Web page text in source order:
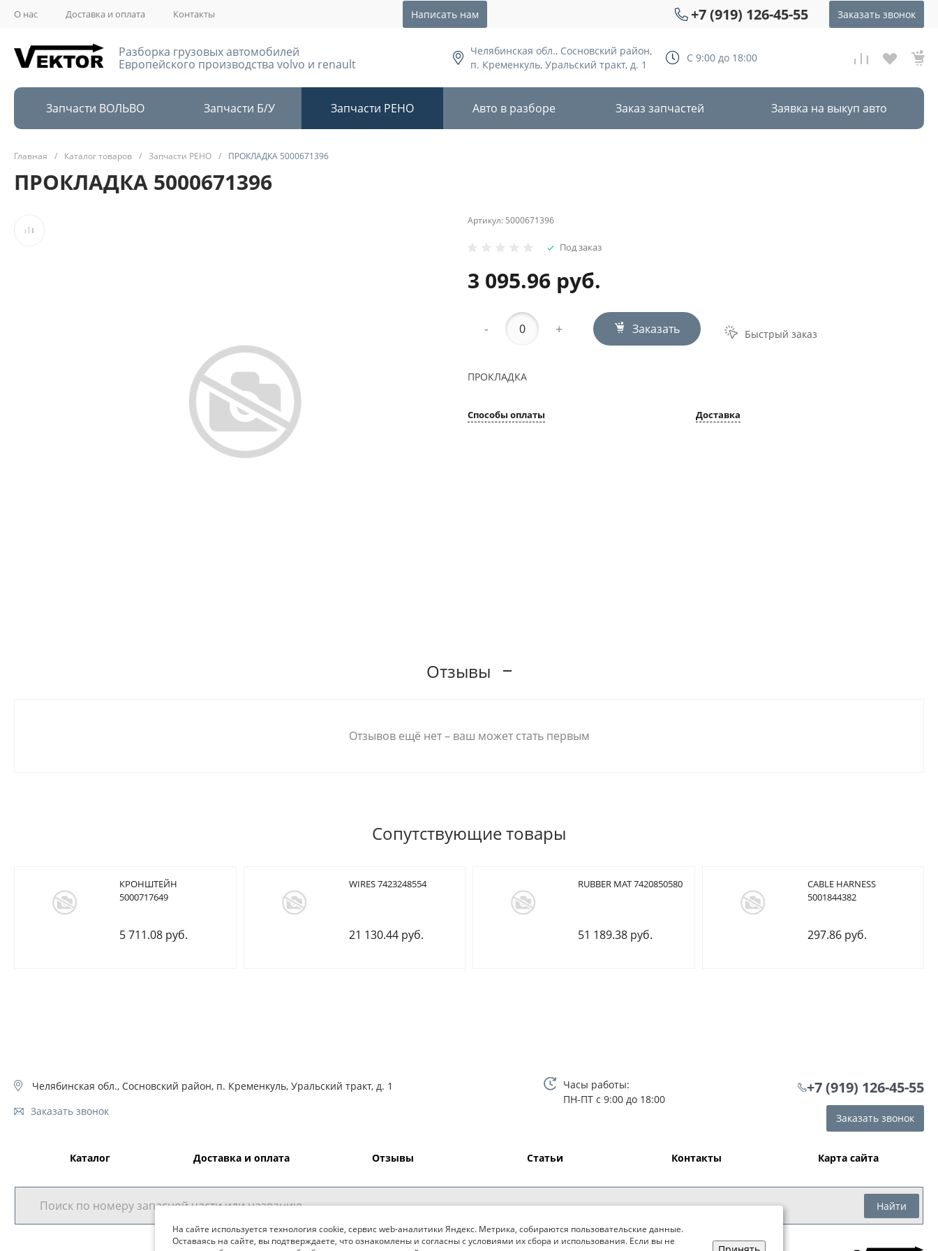
О нас Доставка и оплата Контакты Написать нам +7 (919) 126-45-55 Заказать звонок
Разборка грузовых автомобилей
Европейского производства volvo и renault
Челябинская обл., Сосновский район,
п. Кременкуль, Уральский тракт, д. 1
С 9:00 до 18:00
Запчасти ВОЛЬВО Запчасти Б/У Запчасти РЕНО Авто в разборе Заказ запчастей Заявка на выкуп авто
Главная / Каталог товаров / Запчасти РЕНО / ПРОКЛАДКА 5000671396
ПРОКЛАДКА 5000671396
Артикул: 5000671396
Под заказ
3 095.96 руб.
- + Заказать Быстрый заказ
ПРОКЛАДКА
Способы оплаты Доставка
Отзывы
Отзывов ещё нет – ваш может стать первым
Сопутствующие товары
КРОНШТЕЙН
5000717649
5 711.08 руб.
WIRES 7423248554
21 130.44 руб.
RUBBER MAT 7420850580
51 189.38 руб.
CABLE HARNESS
5001844382
297.86 руб.
Челябинская обл., Сосновский район, п. Кременкуль, Уральский тракт, д. 1
Заказать звонок
Часы работы:
ПН-ПТ с 9:00 до 18:00
+7 (919) 126-45-55
Заказать звонок
Каталог Доставка и оплата Отзывы Статьи Контакты Карта сайта
Найти
На сайте используется технология cookie, сервис web-аналитики Яндекс. Метрика, собираются пользовательские данные.
Оставаясь на сайте, вы подтверждаете, что ознакомлены и согласны с условиями их сбора и использования. Если вы не